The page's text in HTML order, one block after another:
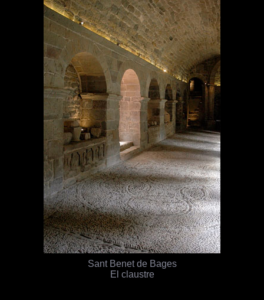
Sant Benet de Bages
El claustre